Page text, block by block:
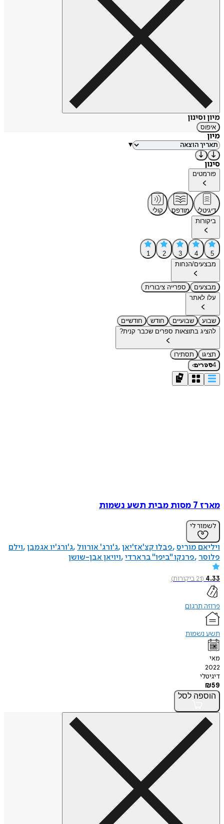
מיון וסינון
איפוס
מיון
▾
סינון
פורמטים
דיגיטלי מודפס
קולי
ביקורות
5
4
3
2
1
מבצעים/הנחות
מבצעים
ספרייה ציבורית
עלו לאתר
שבוע שבועיים חודש
חודשיים
להציג בתוצאות ספרים שכבר קנית?
תציגו
תסתירו
4ספרים›
מארז 7 מסות מבית תשע נשמות
לשמור לי
ויליאם מוריס פבלו קצ'אז'יאן ג'ורג' אורוול ג'ורג'יו אגמבן וילם
פלוסר פרנקו "ביפו" ברארדי ויויאן אבן-שושן
4.33
(
21ביקורות)
פרוזה תרגום
תשע נשמות
מאי
2022
דיגיטלי
₪59
הוספה לסל